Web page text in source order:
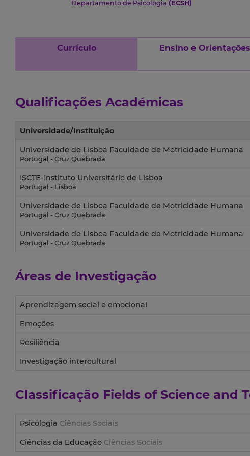
Departamento de Psicologia (ECSH)
Currículo Ensino e Orientações
Qualificações Académicas
Universidade/Instituição
Universidade de Lisboa Faculdade de Motricidade Humana
Portugal - Cruz Quebrada
ISCTE-Instituto Universitário de Lisboa
Portugal - Lisboa
Universidade de Lisboa Faculdade de Motricidade Humana
Portugal - Cruz Quebrada
Universidade de Lisboa Faculdade de Motricidade Humana
Portugal - Cruz Quebrada
Áreas de Investigação
Aprendizagem social e emocional
Emoções
Resiliência
Investigação intercultural
Classificação Fields of Science and
Psicologia Ciências Sociais
Ciências da Educação Ciências Sociais